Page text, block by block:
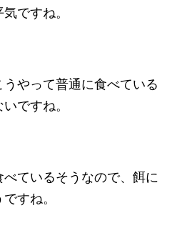
ですね。
やって普通に食べている
ですね。
ているそうなので、餌に
すね。